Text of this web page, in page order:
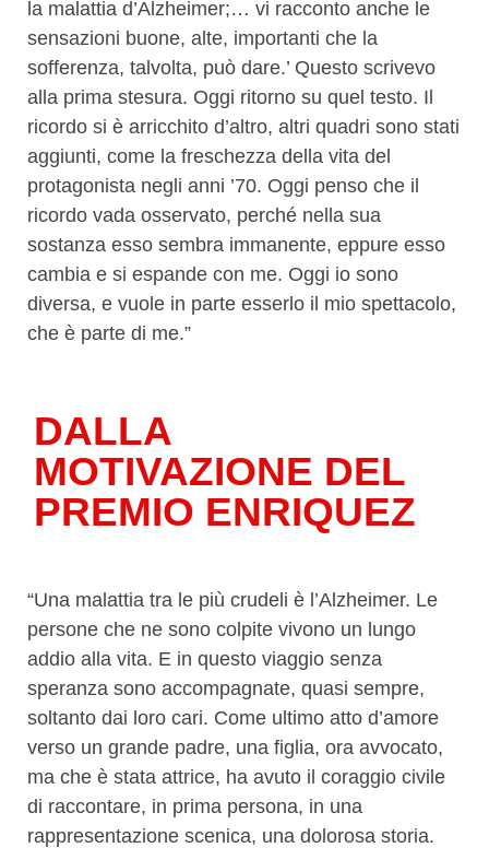
la malattia d’Alzheimer;… vi racconto anche le
sensazioni buone, alte, importanti che la
sofferenza, talvolta, può dare.’ Questo scrivevo
alla prima stesura. Oggi ritorno su quel testo. Il
ricordo si è arricchito d’altro, altri quadri sono stati
aggiunti, come la freschezza della vita del
protagonista negli anni ’70. Oggi penso che il
ricordo vada osservato, perché nella sua
sostanza esso sembra immanente, eppure esso
cambia e si espande con me. Oggi io sono
diversa, e vuole in parte esserlo il mio spettacolo,
che è parte di me.”
DALLA
MOTIVAZIONE DEL
PREMIO ENRIQUEZ
“Una malattia tra le più crudeli è l’Alzheimer. Le
persone che ne sono colpite vivono un lungo
addio alla vita. E in questo viaggio senza
speranza sono accompagnate, quasi sempre,
soltanto dai loro cari. Come ultimo atto d’amore
verso un grande padre, una figlia, ora avvocato,
ma che è stata attrice, ha avuto il coraggio civile
di raccontare, in prima persona, in una
rappresentazione scenica, una dolorosa storia.